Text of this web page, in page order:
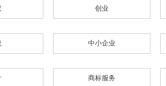
创业
中小企业
商标服务